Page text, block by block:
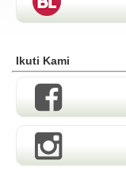
Ikuti Kami